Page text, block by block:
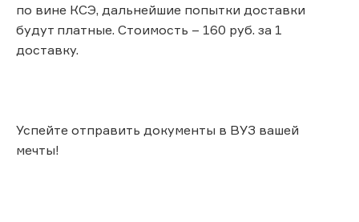
по вине КСЭ, дальнейшие попытки доставки
будут платные. Стоимость – 160 руб. за 1
доставку.
Успейте отправить документы в ВУЗ вашей
мечты!